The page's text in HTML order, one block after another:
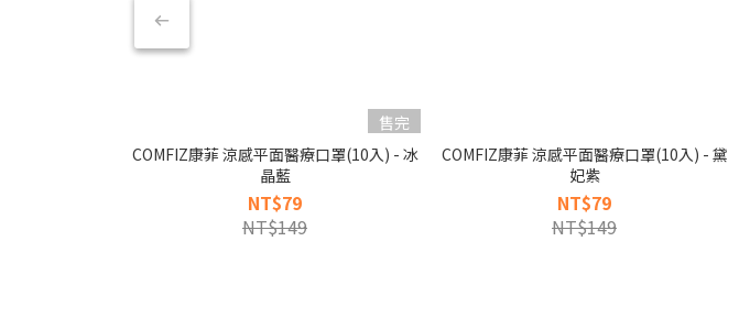
售完
COMFIZ康菲 涼感平面醫療口罩(10入) - 冰
晶藍
NT$79
NT$149
COMFIZ康菲 涼感平面醫療口罩(10入) - 黛
妃紫
NT$79
NT$149